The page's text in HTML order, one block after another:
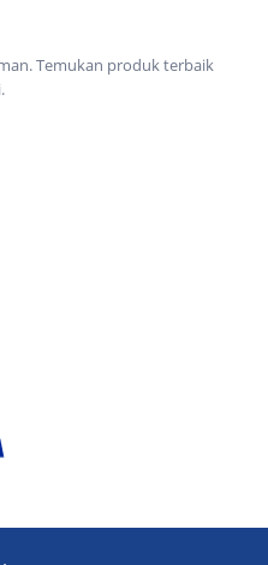
Temukan produk terbaik